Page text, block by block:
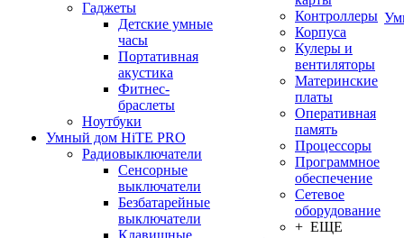
Гаджеты
Детские умные
часы
Портативная
акустика
Фитнес-
браслеты
Ноутбуки
Умный дом HiTE PRO
Радиовыключатели
Сенсорные
выключатели
Безбатарейные
выключатели
Клавишные
Контроллеры
Корпуса
Кулеры и
вентиляторы
Материнские
платы
Оперативная
память
Процессоры
Программное
обеспечение
Сетевое
оборудование
+ ЕЩЕ